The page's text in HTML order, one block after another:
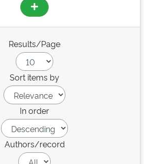
Results/Page
Sort items by
In order
Authors/record